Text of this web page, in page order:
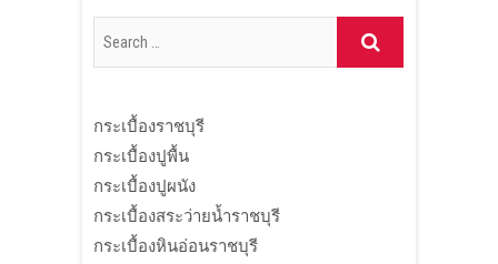
กระเบื้องราชบุรี
กระเบื้องปูพื้น
กระเบื้องปูผนัง
กระเบื้องสระว่ายน้ำราชบุรี
กระเบื้องหินอ่อนราชบุรี